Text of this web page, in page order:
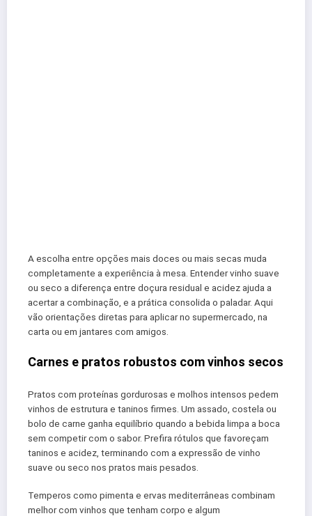
A escolha entre opções mais doces ou mais secas muda
completamente a experiência à mesa. Entender vinho suave
ou seco a diferença entre doçura residual e acidez ajuda a
acertar a combinação, e a prática consolida o paladar. Aqui
vão orientações diretas para aplicar no supermercado, na
carta ou em jantares com amigos.
Carnes e pratos robustos com vinhos secos
Pratos com proteínas gordurosas e molhos intensos pedem
vinhos de estrutura e taninos firmes. Um assado, costela ou
bolo de carne ganha equilíbrio quando a bebida limpa a boca
sem competir com o sabor. Prefira rótulos que favoreçam
taninos e acidez, terminando com a expressão de vinho
suave ou seco nos pratos mais pesados.
Temperos como pimenta e ervas mediterrâneas combinam
melhor com vinhos que tenham corpo e algum